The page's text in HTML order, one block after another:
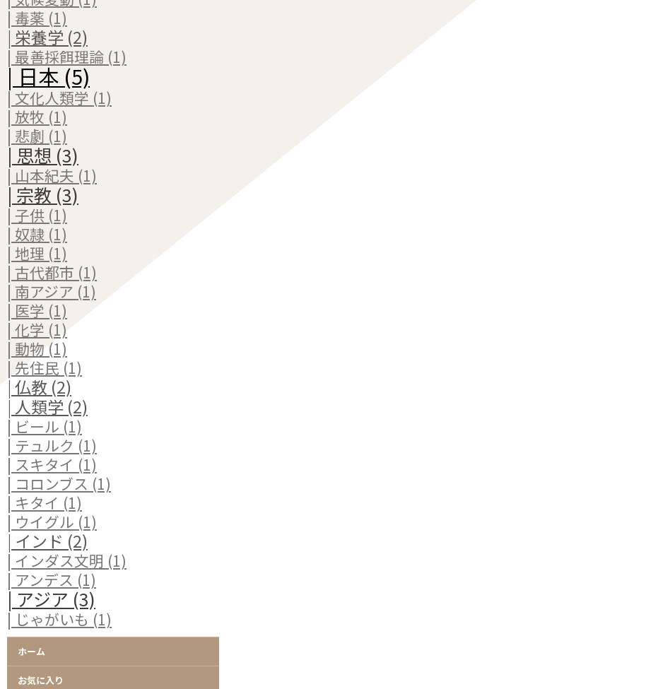
| 毒薬 (1)
| 栄養学 (2)
| 最善採餌理論 (1)
| 日本 (5)
| 文化人類学 (1)
| 放牧 (1)
| 悲劇 (1)
| 思想 (3)
| 山本紀夫 (1)
| 宗教 (3)
| 子供 (1)
| 奴隷 (1)
| 地理 (1)
| 古代都市 (1)
| 南アジア (1)
| 医学 (1)
| 化学 (1)
| 動物 (1)
| 先住民 (1)
| 仏教 (2)
| 人類学 (2)
| ビール (1)
| テュルク (1)
| スキタイ (1)
| コロンブス (1)
| キタイ (1)
| ウイグル (1)
| インド (2)
| インダス文明 (1)
| アンデス (1)
| アジア (3)
| じゃがいも (1)
ホーム
お気に入り